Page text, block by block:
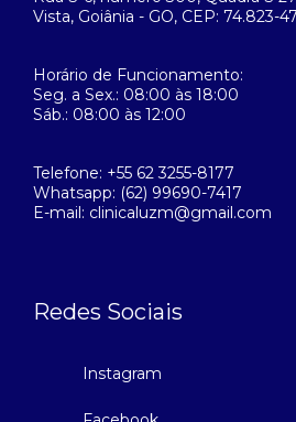
Vista, Goiânia - GO, CEP: 74.823-
Horário de Funcionamento:
Seg. a Sex.: 08:00 às 18:00
Sáb.: 08:00 às 12:00
Telefone: +55 62 3255-8177
Whatsapp: (62) 99690-7417
E-mail: clinicaluzm@gmail.com
Redes Sociais
Instagram